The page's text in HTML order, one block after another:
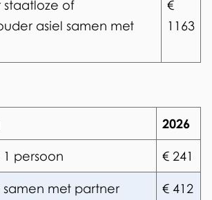
staatloze of
asiel samen met
€
1163
2026
persoon € 241
samen met partner € 412